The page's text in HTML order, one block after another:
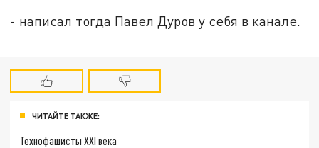
- написал тогда Павел Дуров у себя в канале.
ЧИТАЙТЕ ТАКЖЕ:
Технофашисты XXI века